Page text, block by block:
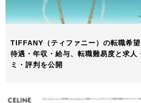
TIFFANY（ティファニー）の転職希
待遇・年収・給与、転職難易度と求人
ミ・評判を公開